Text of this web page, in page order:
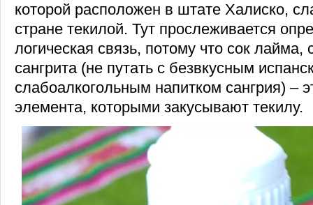
которой расположен в штате Халиско,
стране текилой. Тут прослеживается
логическая связь, потому что сок лайма,
сангрита (не путать с безвкусным
слабоалкогольным напитком сангрия) –
элемента, которыми закусывают текилу.